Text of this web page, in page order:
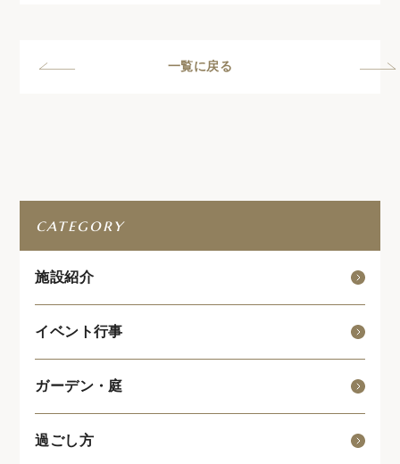
一覧に戻る
category
施設紹介
イベント行事
ガーデン・庭
過ごし方